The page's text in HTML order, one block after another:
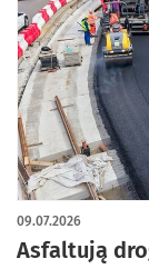
Asfaltują
09.07.2026
artykuł z galerią